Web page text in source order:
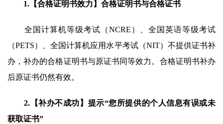
1.【合格证明书效力】合格证明书与合格证书
全国计算机等级考试（NCRE）、全国英语等级考试
（PETS）、全国计算机应用水平考试（NIT）不提供证书补
办，补办的合格证明书与原证书同等效力。合格证明书补办
后原证书仍然有效。
2.【补办不成功】提示“您所提供的个人信息有误或未
获取证书”